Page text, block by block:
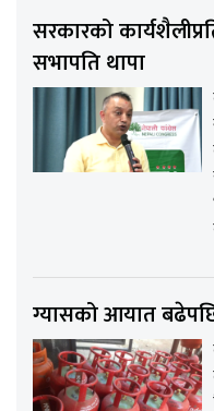
सरकारको
सभापति थापा
ग्यासको आयात